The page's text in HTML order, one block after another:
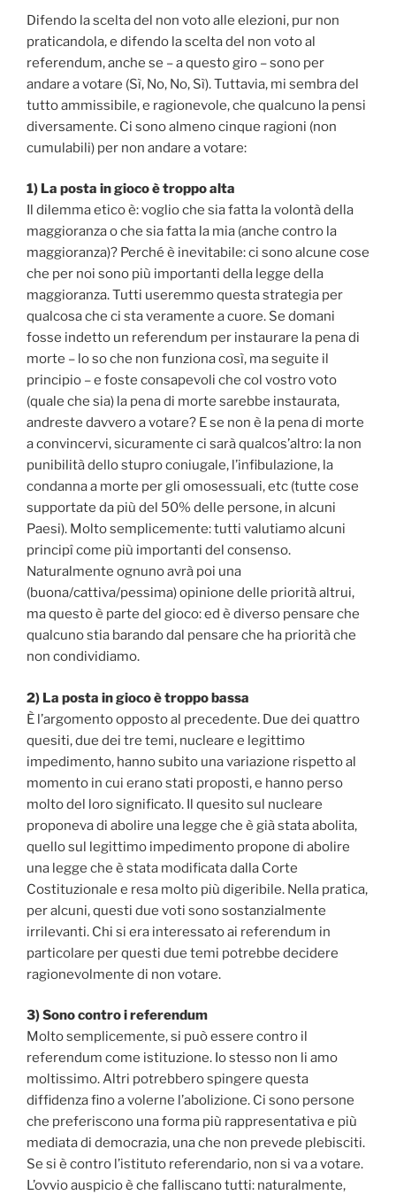
Difendo la scelta del non voto alle elezioni, pur non
praticandola, e difendo la scelta del non voto al
referendum, anche se – a questo giro – sono per
andare a votare (Sì, No, No, Sì). Tuttavia, mi sembra del
tutto ammissibile, e ragionevole, che qualcuno la pensi
diversamente. Ci sono almeno cinque ragioni (non
cumulabili) per non andare a votare:
1) La posta in gioco è troppo alta
Il dilemma etico è: voglio che sia fatta la volontà della
maggioranza o che sia fatta la mia (anche contro la
maggioranza)? Perché è inevitabile: ci sono alcune cose
che per noi sono più importanti della legge della
maggioranza. Tutti useremmo questa strategia per
qualcosa che ci sta veramente a cuore. Se domani
fosse indetto un referendum per instaurare la pena di
morte – lo so che non funziona così, ma seguite il
principio – e foste consapevoli che col vostro voto
(quale che sia) la pena di morte sarebbe instaurata,
andreste davvero a votare? E se non è la pena di morte
a convincervi, sicuramente ci sarà qualcos’altro: la non
punibilità dello stupro coniugale, l’infibulazione, la
condanna a morte per gli omosessuali, etc (tutte cose
supportate da più del 50% delle persone, in alcuni
Paesi). Molto semplicemente: tutti valutiamo alcuni
principî come più importanti del consenso.
Naturalmente ognuno avrà poi una
(buona/cattiva/pessima) opinione delle priorità altrui,
ma questo è parte del gioco: ed è diverso pensare che
qualcuno stia barando dal pensare che ha priorità che
non condividiamo.
2) La posta in gioco è troppo bassa
È l’argomento opposto al precedente. Due dei quattro
quesiti, due dei tre temi, nucleare e legittimo
impedimento, hanno subito una variazione rispetto al
momento in cui erano stati proposti, e hanno perso
molto del loro significato. Il quesito sul nucleare
proponeva di abolire una legge che è già stata abolita,
quello sul legittimo impedimento propone di abolire
una legge che è stata modificata dalla Corte
Costituzionale e resa molto più digeribile. Nella pratica,
per alcuni, questi due voti sono sostanzialmente
irrilevanti. Chi si era interessato ai referendum in
particolare per questi due temi potrebbe decidere
ragionevolmente di non votare.
3) Sono contro i referendum
Molto semplicemente, si può essere contro il
referendum come istituzione. Io stesso non li amo
moltissimo. Altri potrebbero spingere questa
diffidenza fino a volerne l’abolizione. Ci sono persone
che preferiscono una forma più rappresentativa e più
mediata di democrazia, una che non prevede plebisciti.
Se si è contro l’istituto referendario, non si va a votare.
L’ovvio auspicio è che falliscano tutti: naturalmente,